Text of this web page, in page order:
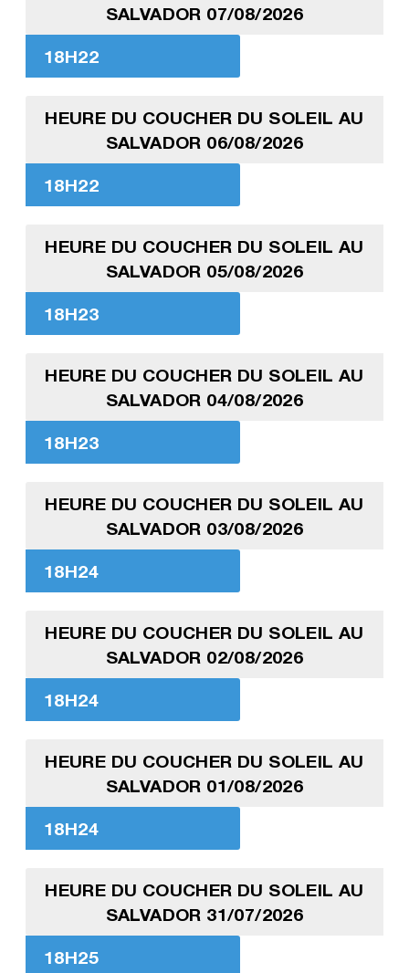
SALVADOR 07/08/2026
18H22
HEURE DU COUCHER DU SOLEIL AU
SALVADOR 06/08/2026
18H22
HEURE DU COUCHER DU SOLEIL AU
SALVADOR 05/08/2026
18H23
HEURE DU COUCHER DU SOLEIL AU
SALVADOR 04/08/2026
18H23
HEURE DU COUCHER DU SOLEIL AU
SALVADOR 03/08/2026
18H24
HEURE DU COUCHER DU SOLEIL AU
SALVADOR 02/08/2026
18H24
HEURE DU COUCHER DU SOLEIL AU
SALVADOR 01/08/2026
18H24
HEURE DU COUCHER DU SOLEIL AU
SALVADOR 31/07/2026
18H25